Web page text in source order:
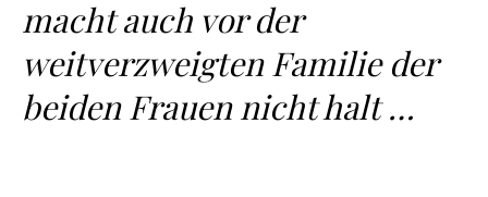
macht auch vor der
weitverzweigten Familie der
beiden Frauen nicht halt …